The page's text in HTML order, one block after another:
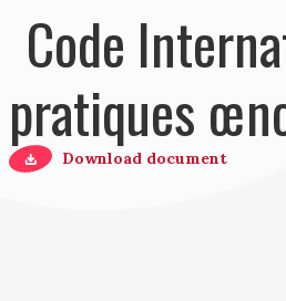
Code
pratiques
Download document